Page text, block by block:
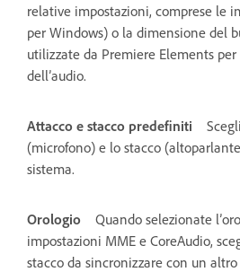
relative impostazioni, comprese le
per Windows) o la dimensione del
utilizzate da Premiere Elements
dell’audio.
Attacco e stacco predefiniti
(microfono) e lo stacco
sistema.
Orologio
Quando selezionate
impostazioni MME e CoreAudio,
stacco da sincronizzare con un